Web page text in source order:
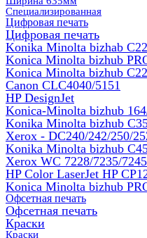
Специализированная
Цифровая печать
Цифровая печать
Konika Minolta bizhab
Konica Minolta bizhub
Konica Minolta bizhub
Canon CLC4040/5151
HP DesignJet
Konica-Minolta bizhub
Konika Minolta bizhub
Xerox - DC240/242/250/
Konika Minolta bizhub
Xerox WC 7228/7235/7245
HP Color LaserJet HP
Konica Minolta bizhub
Офсетная печать
Офсетная печать
Краски
Краски